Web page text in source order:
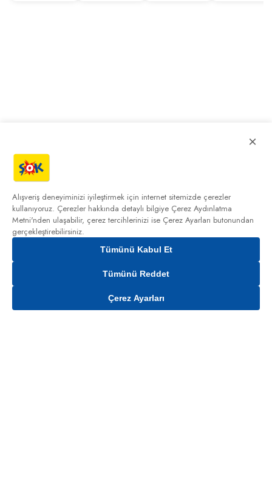
Gelince Haber Ver
×
Alışveriş deneyiminizi iyileştirmek için internet sitemizde çerezler
kullanıyoruz. Çerezler hakkında detaylı bilgiye Çerez Aydınlatma
Metni'nden ulaşabilir, çerez tercihlerinizi ise Çerez Ayarları butonundan
gerçekleştirebilirsiniz.
Tümünü Kabul Et
Tümünü Reddet
Çerez Ayarları